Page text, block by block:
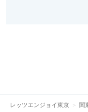
レッツエンジョイ東京 関